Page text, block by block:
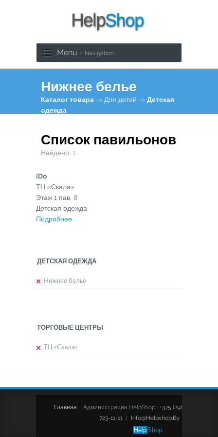
Menu - Navigation
Нижнее белье
Каталог товара -> Для детей -> Детская
одежда
Список павильонов
Найдено: 1
iDo
ТЦ «Скала»
Этаж 1 пав. 8
Детская одежда
Подробнее
ДЕТСКАЯ ОДЕЖДА
Нижнее белье
ТОРГОВЫЕ ЦЕНТРЫ
ТЦ «Скала»
Главная | Администрация HelpShop: +375 (29)
723-11-11
| Info@helpshop.by